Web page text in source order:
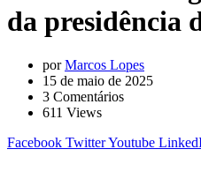
da presidência
porMarcos Lopes
15 de maio de 2025
3 Comentários
611 Views
Facebook TwitterYoutube